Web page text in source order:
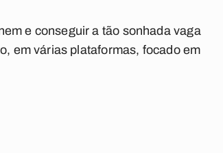
e conseguir a tão sonhada vaga
em várias plataformas, focado em